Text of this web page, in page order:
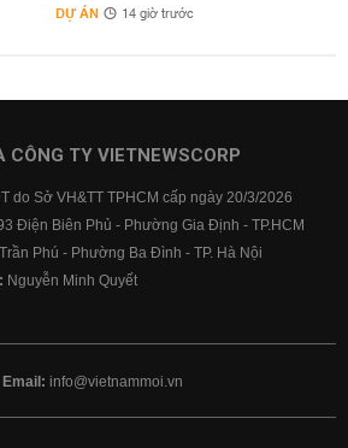
DỰ ÁN 14 giờ trước
TY VIETNEWSCORP
do Sở VH&TT TPHCM cấp ngày 20/3/2026
Điện Biên Phủ - Phường Gia Định - TP.HCM
Phú - Phường Ba Đình - TP. Hà Nội
Nguyễn Minh Quyết
Email: info@vietnammoi.vn